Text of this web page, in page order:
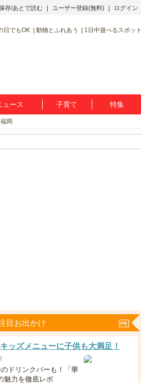
存/あとで読む ユーザー登録(無料) ログイン
日でもOK 動物とふれあう 1日中遊べるスポット
ュース 子育て 特集
福岡
目お出かけ
ッズメニューに子供も大満足！
ドリンクバーも！「華
魅力を徹底レポ